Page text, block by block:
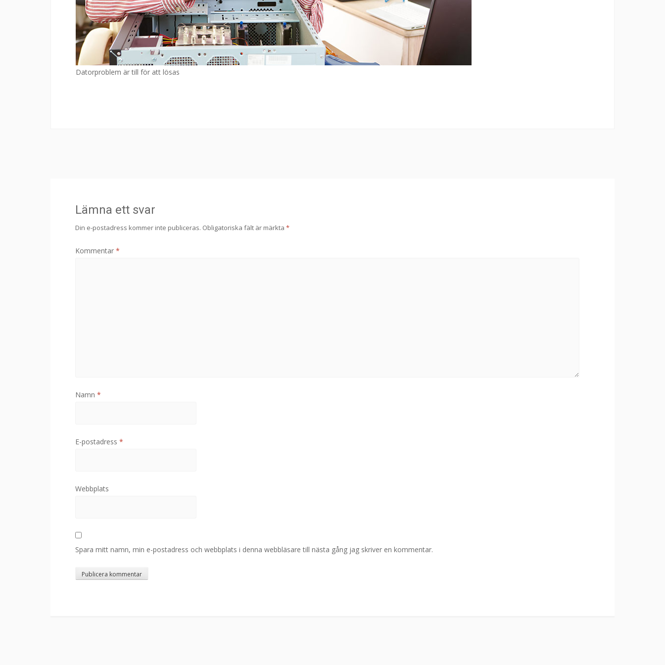
Datorproblem är till för att lösas
Lämna ett svar
Din e-postadress kommer inte publiceras. Obligatoriska fält är märkta *
Kommentar *
Namn *
E-postadress *
Webbplats
Spara mitt namn, min e-postadress och webbplats i denna webbläsare till nästa gång jag skriver en kommentar.